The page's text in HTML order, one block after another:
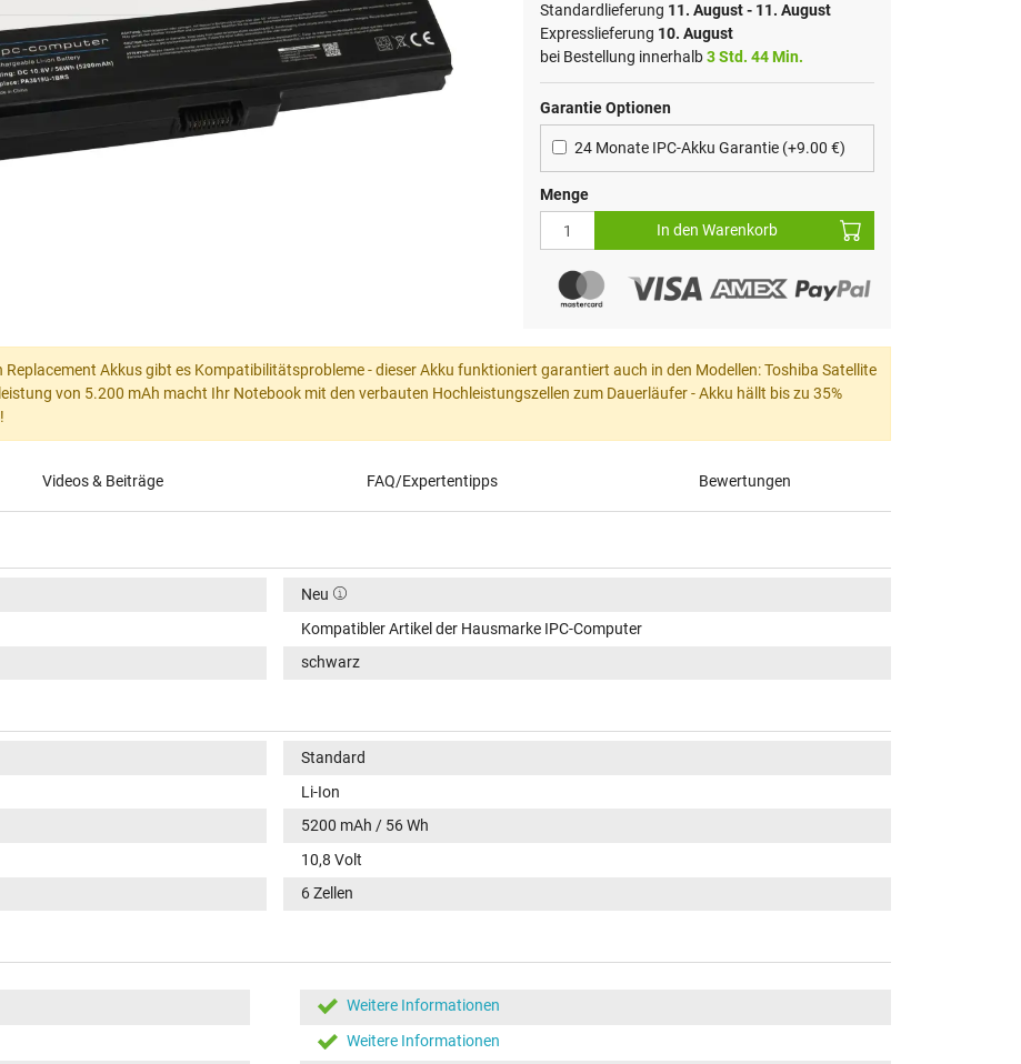
Standardlieferung 11. August - 11. August
Expresslieferung 10. August
bei Bestellung innerhalb3 Std. 44 Min.
Garantie Optionen
24 Monate IPC-Akku Garantie (+9.00 €)
Menge
In den Warenkorb
Akkus gibt es Kompatibilitätsprobleme - dieser Akku funktioniert garantiert auch in den Modellen: Toshiba Satellite
von 5.200 mAh macht Ihr Notebook mit den verbauten Hochleistungszellen zum Dauerläufer - Akku hällt bis zu 35%
Videos & Beiträge FAQ/Expertentipps Bewertungen
Neu
Kompatibler Artikel der Hausmarke IPC-Computer
schwarz
Standard
Li-Ion
5200 mAh / 56 Wh
10,8 Volt
6 Zellen
Weitere Informationen
Weitere Informationen